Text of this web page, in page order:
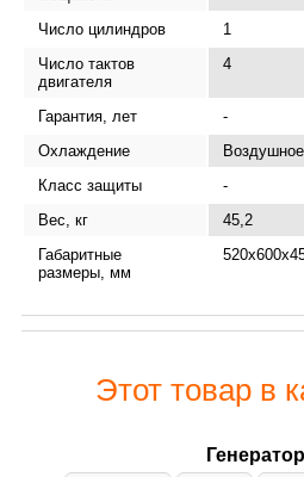
Число цилиндров 1
Число тактов
двигателя
4
Гарантия, лет -
Охлаждение
Воздушное
Класс защиты
-
Вес, кг
45,2
Габаритные
размеры, мм
Этот товар в